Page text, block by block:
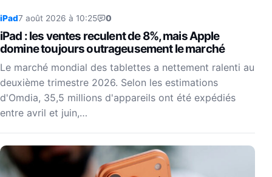
iPad7 août 2026 à 10:25 0
iPad : les ventes reculent de 8%, mais Apple
domine toujours outrageusement le marché
Le marché mondial des tablettes a nettement ralenti au
deuxième trimestre 2026. Selon les estimations
d'Omdia, 35,5 millions d'appareils ont été expédiés
entre avril et juin,…